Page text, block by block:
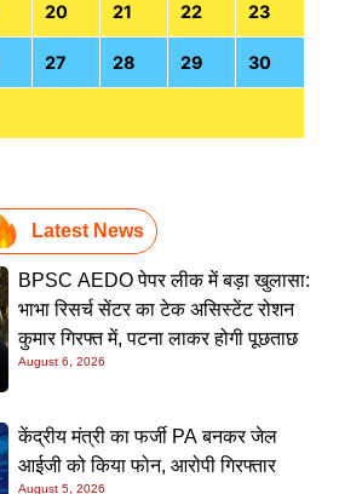
20 21 22 23
27 28 29 30
Latest News
BPSC AEDO पेपर लीक में बड़ा खुलासा:
भाभा रिसर्च सेंटर का टेक असिस्टेंट रोशन
कुमार गिरफ्त में, पटना लाकर होगी पूछताछ
August 6, 2026
केंद्रीय मंत्री का फर्जी PA बनकर जेल
आईजी को किया फोन, आरोपी गिरफ्तार
August 5, 2026